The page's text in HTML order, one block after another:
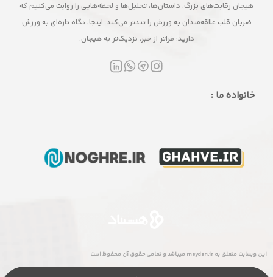
هیجان رقابت‌های بزرگ، داستان‌ها، تحلیل‌ها و لحظه‌هایی را روایت می‌کنیم که
ضربان قلب علاقه‌مندان به ورزش را تندتر می‌کند. اینجا، نگاه تازه‌ای به ورزش
دارید؛ فراتر از خبر، نزدیک‌تر به هیجان.
خانواده ما :
این وبسایت متعلق به meydan.ir میباشد و تمامی حقوق آن محفوظ است